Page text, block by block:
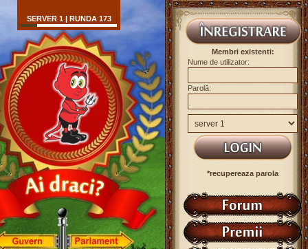
SERVER 1 | RUNDA 173
Membri existenti:
Nume de utilizator:
Parolă:
*recupereaza parola